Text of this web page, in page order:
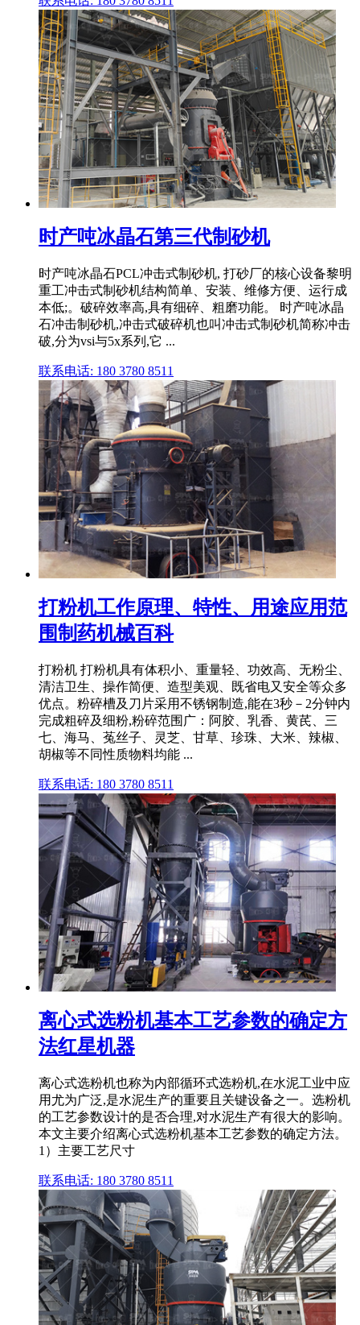
时产吨冰晶石第三代制砂机
时产吨冰晶石PCL冲击式制砂机, 打砂厂的核心设备黎明
重工冲击式制砂机结构简单、安装、维修方便、运行成
本低;。破碎效率高,具有细碎、粗磨功能。 时产吨冰晶
石冲击制砂机,冲击式破碎机也叫冲击式制砂机简称冲击
破,分为vsi与5x系列,它 ...
联系电话: 180 3780 8511
打粉机工作原理、特性、用途应用范
围制药机械百科
打粉机 打粉机具有体积小、重量轻、功效高、无粉尘、
清洁卫生、操作简便、造型美观、既省电又安全等众多
优点。粉碎槽及刀片采用不锈钢制造,能在3秒－2分钟内
完成粗碎及细粉,粉碎范围广：阿胶、乳香、黄芪、三
七、海马、菟丝子、灵芝、甘草、珍珠、大米、辣椒、
胡椒等不同性质物料均能 ...
联系电话: 180 3780 8511
离心式选粉机基本工艺参数的确定方
法红星机器
离心式选粉机也称为内部循环式选粉机,在水泥工业中应
用尤为广泛,是水泥生产的重要且关键设备之一。选粉机
的工艺参数设计的是否合理,对水泥生产有很大的影响。
本文主要介绍离心式选粉机基本工艺参数的确定方法。
1）主要工艺尺寸
联系电话: 180 3780 8511